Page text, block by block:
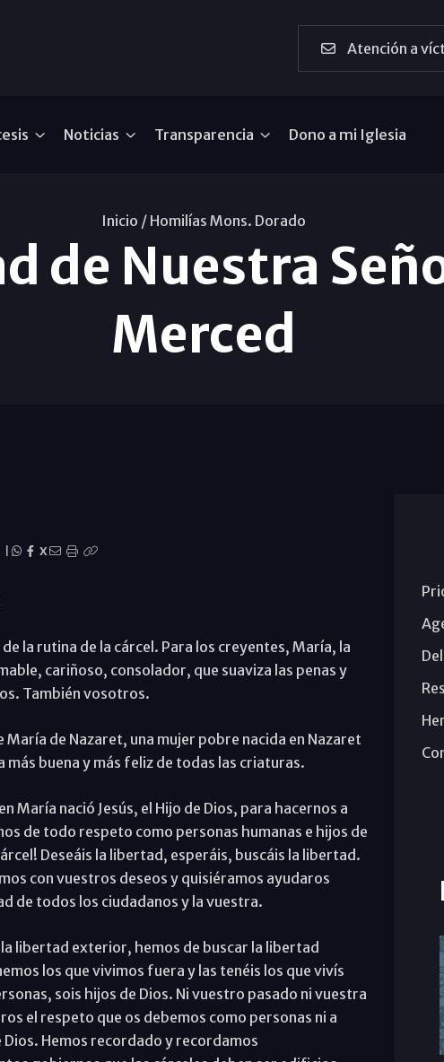
Atención a
Noticias Transparencia Dono a mi Iglesia
Inicio / Homilías Mons. Dorado
de Nuestra
Merced
X
la rutina de la cárcel. Para los creyentes, María, la
cariñoso, consolador, que suaviza las penas y
También vosotros.
María de Nazaret, una mujer pobre nacida en Nazaret
buena y más feliz de todas las criaturas.
María nació Jesús, el Hijo de Dios, para hacernos a
de todo respeto como personas humanas e hijos de
Deseáis la libertad, esperáis, buscáis la libertad.
con vuestros deseos y quisiéramos ayudaros
de todos los ciudadanos y la vuestra.
libertad exterior, hemos de buscar la libertad
los que vivimos fuera y las tenéis los que vivís
sois hijos de Dios. Ni vuestro pasado ni vuestra
el respeto que os debemos como personas ni a
Hemos recordado y recordamos